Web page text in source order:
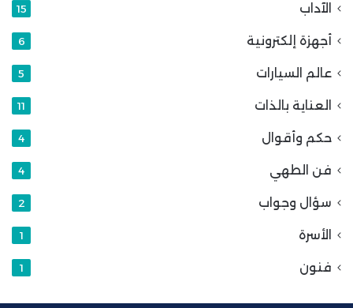
الآداب 15
أجهزة إلكترونية 6
عالم السيارات 5
العناية بالذات 11
حكم وأقوال 4
فن الطهي 4
سؤال وجواب 2
الأسرة 1
فنون 1